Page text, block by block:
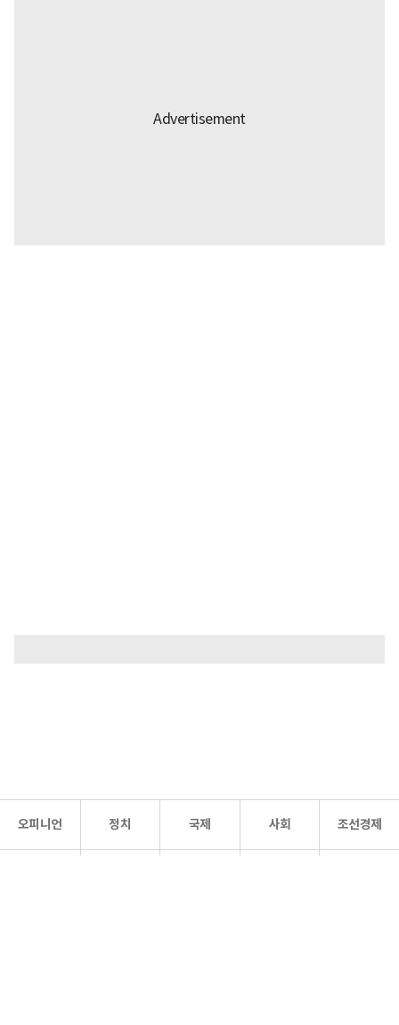
오피니언 정치 국제 사회 조선경제